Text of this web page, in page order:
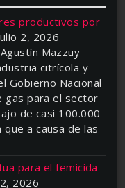
productivos por
2, 2026
Mazzuy
citrícola y
Gobierno Nacional
gas para el sector
de casi 100.000
a causa de las
para el femicida
2026